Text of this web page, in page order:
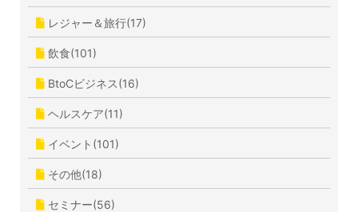
レジャー＆旅行(17)
飲食(101)
BtoCビジネス(16)
ヘルスケア(11)
イベント(101)
その他(18)
セミナー(56)